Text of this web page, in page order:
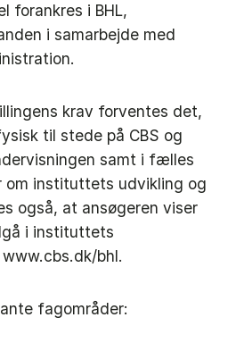
forankres i BHL,
i samarbejde med
krav forventes det,
til stede på CBS og
samt i fælles
om instituttets udvikling og
også, at ansøgeren viser
i instituttets
bhl.
fagområder: